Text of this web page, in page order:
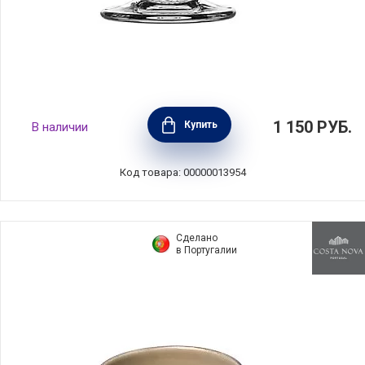
Кружка Louison объем 250 мл, материал
стекло, La Rochere, Франция, 00623701
В наличии Купить 1 150 РУБ.
Код товара: 00000013954
Сделано
в Португалии